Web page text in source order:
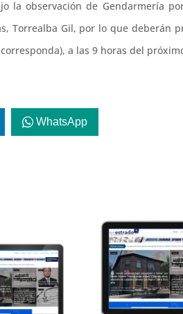
la observación de Gendarmería
Torrealba Gil, por lo que deberán
a las 9 horas del
WhatsApp